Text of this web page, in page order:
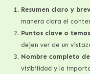
Resumen claro y
manera clara el
Puntos clave o
dejen ver de un
Nombre completo
visibilidad y la